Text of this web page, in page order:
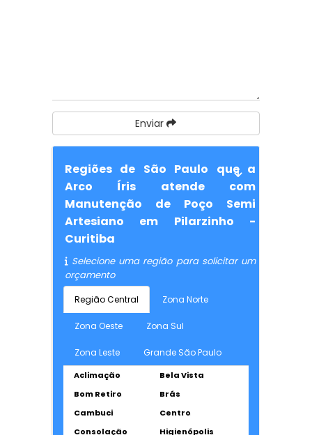
Enviar
Regiões de São Paulo que a
Arco Íris atende com
Manutenção de Poço Semi
Artesiano em Pilarzinho -
Curitiba
Selecione uma região para solicitar um
orçamento
Região Central Zona Norte
Zona Oeste Zona Sul
Zona Leste Grande São Paulo
Aclimação
Bela Vista
Bom Retiro
Brás
Cambuci
Centro
Consolação
Higienópolis